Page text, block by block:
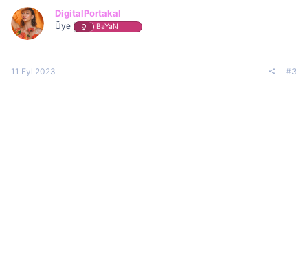
DigitalPortakal
Üye BaYaN
11 Eyl 2023 #3